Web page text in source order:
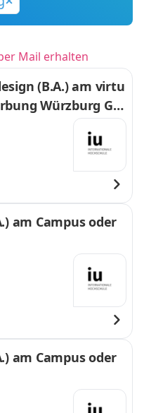
Mail erhalten
(B.A.) am virtu
Würzburg Gm
am Campus oder
am Campus oder